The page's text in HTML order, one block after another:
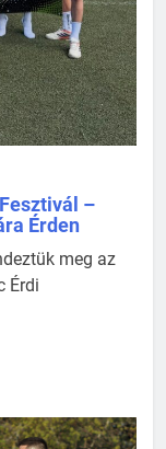
–
Érden
meg az
Érdi